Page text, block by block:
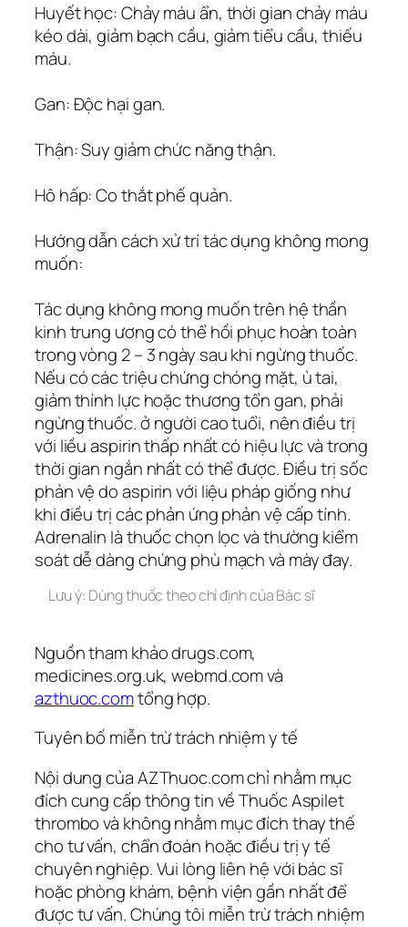
Huyết học: Chảy máu ẩn, thời gian chảy máu
kéo dài, giảm bạch cầu, giảm tiểu cầu, thiếu
máu.
Gan: Ðộc hại gan.
Thận: Suy giảm chức năng thận.
Hô hấp: Co thắt phế quản.
Hướng dẫn cách xử trí tác dụng không mong
muốn:
Tác dụng không mong muốn trên hệ thần
kinh trung ương có thể hồi phục hoàn toàn
trong vòng 2 – 3 ngày sau khi ngừng thuốc.
Nếu có các triệu chứng chóng mặt, ù tai,
giảm thính lực hoặc thương tổn gan, phải
ngừng thuốc. ở người cao tuổi, nên điều trị
với liều aspirin thấp nhất có hiệu lực và trong
thời gian ngắn nhất có thể được. Ðiều trị sốc
phản vệ do aspirin với liệu pháp giống như
khi điều trị các phản ứng phản vệ cấp tính.
Adrenalin là thuốc chọn lọc và thường kiểm
soát dễ dàng chứng phù mạch và mày đay.
Lưu ý: Dùng thuốc theo chỉ định của Bác sĩ
Nguồn tham khảo drugs.com,
medicines.org.uk, webmd.com và
azthuoc.comtổng hợp.
Tuyên bố miễn trừ trách nhiệm y tế
Nội dung của AZThuoc.com chỉ nhằm mục
đích cung cấp thông tin về Thuốc Aspilet
thrombo và không nhằm mục đích thay thế
cho tư vấn, chẩn đoán hoặc điều trị y tế
chuyên nghiệp. Vui lòng liên hệ với bác sĩ
hoặc phòng khám, bệnh viện gần nhất để
được tư vấn. Chúng tôi miễn trừ trách nhiệm